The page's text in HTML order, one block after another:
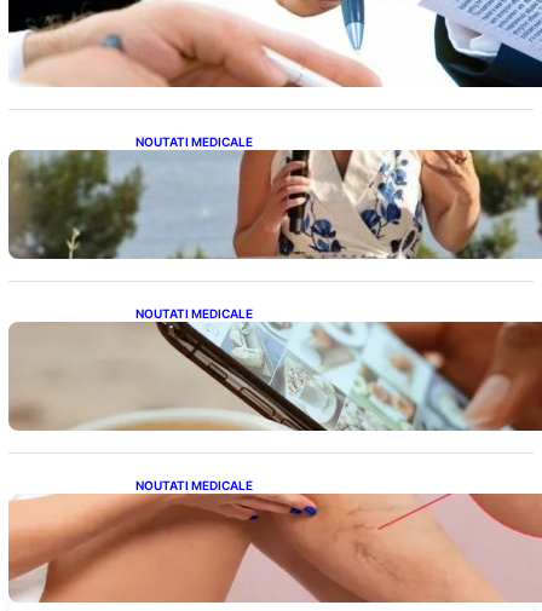
Analiză Detaliată a Împrumutului și
Condițiilor Impuse
NOUTATI MEDICALE
Nașterea prințesei Eugenie la Lisabona: O
alegere plină de semnificație pentru familia
regală britanică
NOUTATI MEDICALE
Revoluția Bateriilor pentru Telefoane:
Avantaje, Provocări și Viitorul Tehnologiei
Energetice
NOUTATI MEDICALE
Varicele și Umflarea Picioarelor pe Caniculă:
Înțelegerea Simptomelor și Măsurilor de
Prevenție